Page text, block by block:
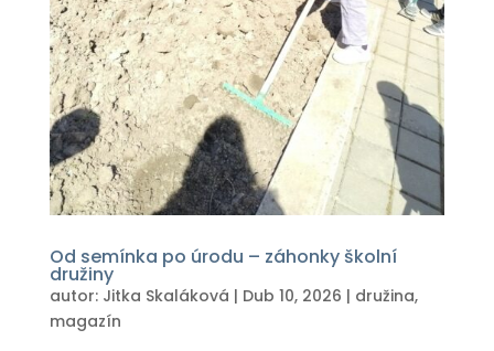
Od semínka po úrodu – záhonky školní
družiny
autor: Jitka Skaláková | Dub 10, 2026 | družina,
magazín